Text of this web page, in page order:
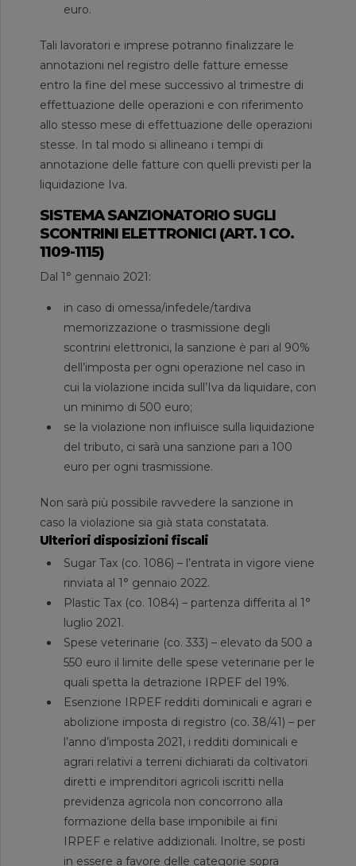
euro.
Tali lavoratori e imprese potranno finalizzare le
annotazioni nel registro delle fatture emesse
entro la fine del mese successivo al trimestre di
effettuazione delle operazioni e con riferimento
allo stesso mese di effettuazione delle operazioni
stesse. In tal modo si allineano i tempi di
annotazione delle fatture con quelli previsti per la
liquidazione Iva.
SISTEMA SANZIONATORIO SUGLI
SCONTRINI ELETTRONICI (ART. 1 CO.
1109-1115)
Dal 1° gennaio 2021:
in caso di omessa/infedele/tardiva
memorizzazione o trasmissione degli
scontrini elettronici, la sanzione è pari al 90%
dell’imposta per ogni operazione nel caso in
cui la violazione incida sull’Iva da liquidare, con
un minimo di 500 euro;
se la violazione non influisce sulla liquidazione
del tributo, ci sarà una sanzione pari a 100
euro per ogni trasmissione.
Non sarà più possibile ravvedere la sanzione in
caso la violazione sia già stata constatata.
Ulteriori disposizioni fiscali
Sugar Tax (co. 1086) – l’entrata in vigore viene
rinviata al 1° gennaio 2022.
Plastic Tax (co. 1084) – partenza differita al 1°
luglio 2021.
Spese veterinarie (co. 333) – elevato da 500 a
550 euro il limite delle spese veterinarie per le
quali spetta la detrazione IRPEF del 19%.
Esenzione IRPEF redditi dominicali e agrari e
abolizione imposta di registro (co. 38/41) – per
l’anno d’imposta 2021, i redditi dominicali e
agrari relativi a terreni dichiarati da coltivatori
diretti e imprenditori agricoli iscritti nella
previdenza agricola non concorrono alla
formazione della base imponibile ai fini
IRPEF e relative addizionali. Inoltre, se posti
in essere a favore delle categorie sopra